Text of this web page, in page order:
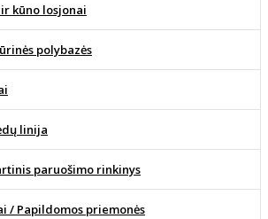
ir kūno losjonai
polybazės
linija
paruošimo rinkinys
/ Papildomos priemonės